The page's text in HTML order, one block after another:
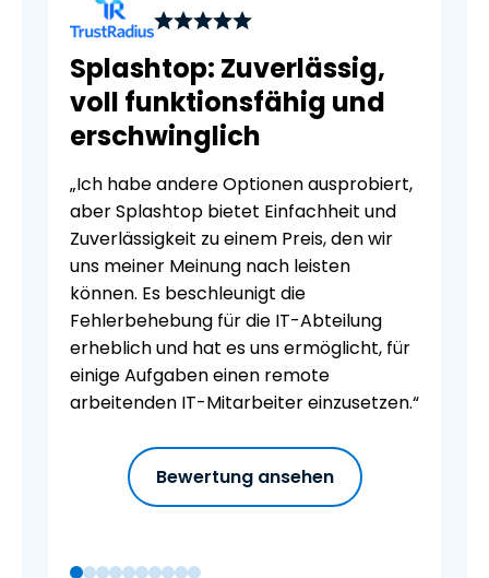
Splashtop: Zuverlässig,
voll funktionsfähig und
erschwinglich
„Ich habe andere Optionen ausprobiert,
aber Splashtop bietet Einfachheit und
Zuverlässigkeit zu einem Preis, den wir
uns meiner Meinung nach leisten
können. Es beschleunigt die
Fehlerbehebung für die IT-Abteilung
erheblich und hat es uns ermöglicht, für
einige Aufgaben einen remote
arbeitenden IT-Mitarbeiter einzusetzen.“
Bewertung ansehen